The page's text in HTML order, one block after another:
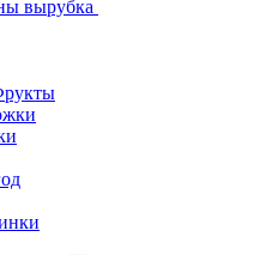
вырубка